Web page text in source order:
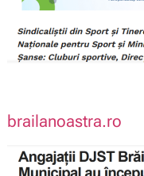
brailanoastra.ro